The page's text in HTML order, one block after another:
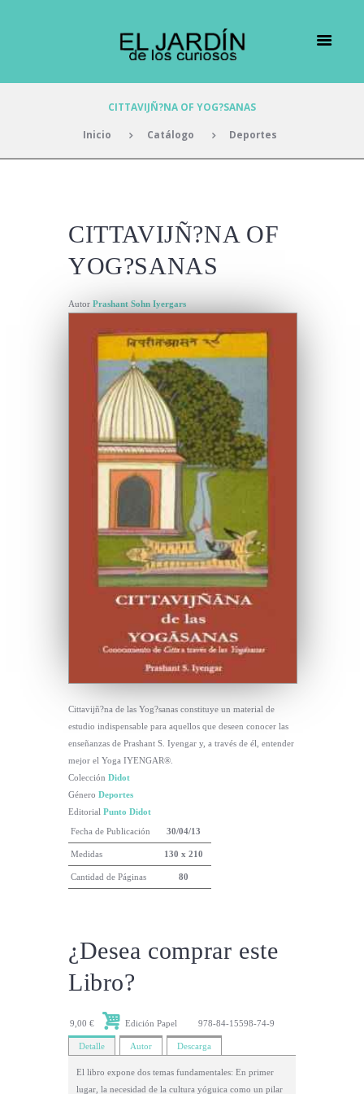
CITTAVIJÑ?NA OF YOG?SANAS
Inicio Catálogo Deportes
CITTAVIJÑ?NA OF
YOG?SANAS
Autor Prashant Sohn Iyergars
Cittavijñ?na de las Yog?sanas constituye un material de
estudio indispensable para aquellos que deseen conocer las
enseñanzas de Prashant S. Iyengar y, a través de él, entender
mejor el Yoga IYENGAR®.
Colección Didot
Género Deportes
Editorial Punto Didot
Fecha de Publicación
30/04/13
Medidas 130 x 210
Cantidad de Páginas 80
¿Desea comprar este
Libro?
9,00 € Edición Papel 978-84-15598-74-9
Detalle Autor Descarga
El libro expone dos temas fundamentales: En primer
lugar, la necesidad de la cultura yóguica como un pilar